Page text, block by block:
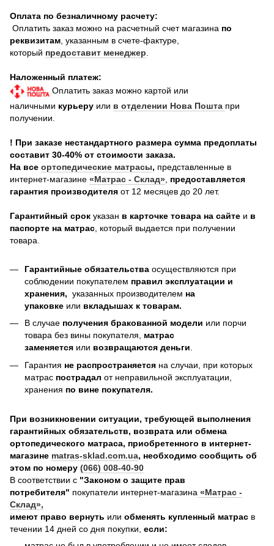
Оплата по безналичному расчету:
Оплатить заказ можно на расчетный счет магазина по
реквизитам , указанным в счете-фактуре,
который предоставит менеджер
Наложенный платеж:
Оплатить заказ можно картой или
наличными курьеру или в отделении Нова Пошта при
получении.
! При заказе нестандартного размера сумма предоплаты
составит 30-40% от стоимости заказа.
На все ортопедические матрасы, представленные в
интернет-магазине «Матрас - Склад» предоставляется
гарантия производителя от 12 месяцев до 20 лет.
Гарантийный срок указан в карточке товара на сайте и в
паспорте на матрас , который выдается при получении
товара.
Гарантийные обязательства осуществляются при
соблюдении покупателем правил эксплуатации и
хранения, указанных производителем на
упаковке или вкладышах к товарам.
В случае получения бракованной модели или порчи
товара без вины покупателя, матрас
заменяется или возвращаются деньги.
Гарантия не распространяется на случаи, при которых
матрас пострадал от неправильной эксплуатации,
хранения по вине покупателя.
При возникновении ситуации, требующей выполнения
гарантийных обязательств, возврата или обмена
ортопедического матраса, приобретенного в интернет-
магазине matras-sklad.com.ua, необходимо сообщить об
этом по номеру (066) 008-40-90
В соответствии с "Законом о защите прав
потребителя" покупатели интернет-магазина «Матрас -
Склад»,
имеют право вернуть или обменять купленный матрас в
течении 14 дней со дня покупки, если: